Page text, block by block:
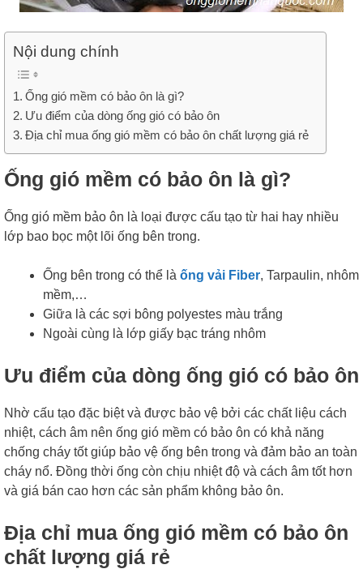
Nội dung chính
Ống gió mềm có bảo ôn là gì?
Ưu điểm của dòng ống gió có bảo ôn
Địa chỉ mua ống gió mềm có bảo ôn chất lượng giá rẻ
Ống gió mềm có bảo ôn là gì?
Ống gió mềm bảo ôn là loại được cấu tạo từ hai hay nhiều
lớp bao bọc một lõi ống bên trong.
Ống bên trong có thể là ống vải Fiber, Tarpaulin, nhôm
mềm,…
Giữa là các sợi bông polyestes màu trắng
Ngoài cùng là lớp giấy bạc tráng nhôm
Ưu điểm của dòng ống gió có bảo ôn
Nhờ cấu tạo đặc biệt và được bảo vệ bởi các chất liệu cách
nhiệt, cách âm nên ống gió mềm có bảo ôn có khả năng
chống cháy tốt giúp bảo vệ ống bên trong và đảm bảo an toàn
cháy nổ. Đồng thời ống còn chịu nhiệt độ và cách âm tốt hơn
và giá bán cao hơn các sản phẩm không bảo ôn.
Địa chỉ mua ống gió mềm có bảo ôn
chất lượng giá rẻ